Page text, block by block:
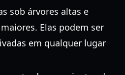
sob árvores altas e
Elas podem ser
em qualquer lugar